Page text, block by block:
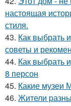
настоящая
стиля.
43. Как выбрать
советы и
44. Как выбрать
8 персон
45. Какие музеи
46. Жители